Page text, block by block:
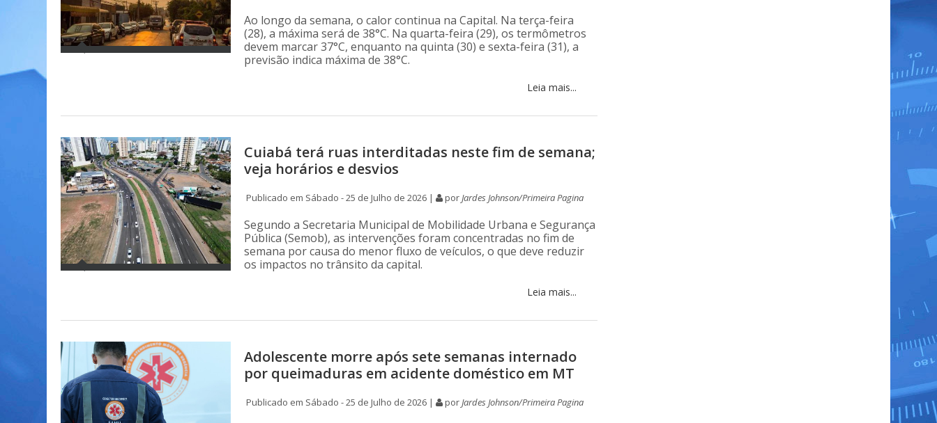
Ao longo da semana, o calor continua na Capital. Na terça-feira
(28), a máxima será de 38°C. Na quarta-feira (29), os termômetros
devem marcar 37°C, enquanto na quinta (30) e sexta-feira (31), a
previsão indica máxima de 38°C.
Leia mais...
Cuiabá terá ruas interditadas neste fim de semana;
veja horários e desvios
Publicado em Sábado - 25 de Julho de 2026 | porJardes Johnson/Primeira Pagina
Segundo a Secretaria Municipal de Mobilidade Urbana e Segurança
Pública (Semob), as intervenções foram concentradas no fim de
semana por causa do menor fluxo de veículos, o que deve reduzir
os impactos no trânsito da capital.
Leia mais...
Adolescente morre após sete semanas internado
por queimaduras em acidente doméstico em MT
Publicado em Sábado - 25 de Julho de 2026 | porJardes Johnson/Primeira Pagina